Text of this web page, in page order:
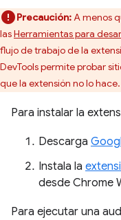
Precaución:A menos
lasHerramientas para
flujo de trabajo de la
DevTools permite probar
que la extensión no lo hace.
Para instalar la
Descarga
Instala la
desde Chrome
Para ejecutar una